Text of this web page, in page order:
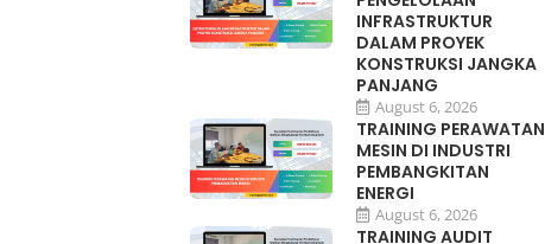
INFRASTRUKTUR
DALAM PROYEK
KONSTRUKSI JANGKA
PANJANG
August 6, 2026
TRAINING PERAWATAN
MESIN DI INDUSTRI
PEMBANGKITAN
ENERGI
August 6, 2026
TRAINING AUDIT